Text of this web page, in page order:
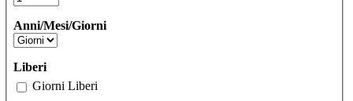
Anni/Mesi/Giorni
Liberi
Giorni Liberi